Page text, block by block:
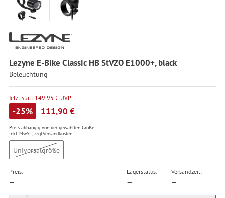
Lezyne E-Bike Classic HB StVZO E1000+, black
Beleuchtung
Jetzt statt 149,95 € UVP
-25% 111,90 €
Preis abhängig von der gewählten Größe
inkl. MwSt., zzgl.Versandkosten
Universalgröße
Preis:
—
Lagerstatus:
—
Versandzeit:
—